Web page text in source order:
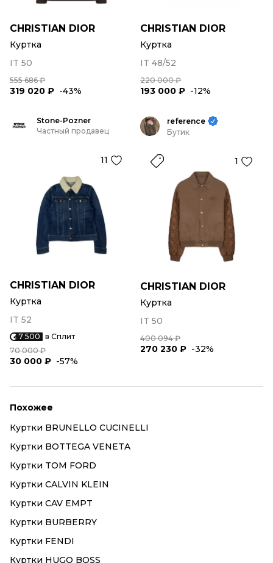
CHRISTIAN DIOR
Куртка
IT 50
555 686 ₽
319 020 ₽ -43%
CHRISTIAN DIOR
Куртка
IT 48/52
220 000 ₽
193 000 ₽ -12%
Stone-Pozner
Частный продавец
11
CHRISTIAN DIOR
Куртка
IT 52
7 500 в Сплит
70 000 ₽
30 000 ₽ -57%
reference
Бутик
1
CHRISTIAN DIOR
Куртка
IT 50
400 094 ₽
270 230 ₽ -32%
Похожее
Куртки BRUNELLO CUCINELLI
Куртки BOTTEGA VENETA
Куртки TOM FORD
Куртки CALVIN KLEIN
Куртки CAV EMPT
Куртки BURBERRY
Куртки FENDI
Куртки HUGO BOSS